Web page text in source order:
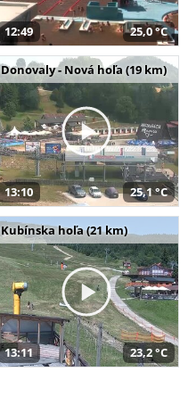
12:49 25,0 °C
Donovaly - Nová hoľa (19 km)
13:10 25,1 °C
Kubínska hoľa (21 km)
13:11 23,2 °C